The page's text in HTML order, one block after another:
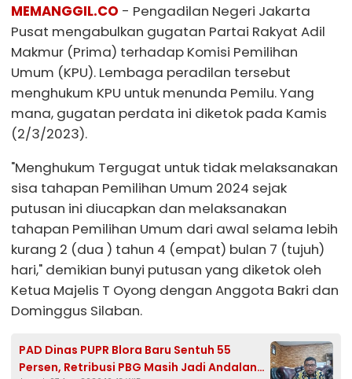
MEMANGGIL.CO - Pengadilan Negeri Jakarta
Pusat mengabulkan gugatan Partai Rakyat Adil
Makmur (Prima) terhadap Komisi Pemilihan
Umum (KPU). Lembaga peradilan tersebut
menghukum KPU untuk menunda Pemilu. Yang
mana, gugatan perdata ini diketok pada Kamis
(2/3/2023).
"Menghukum Tergugat untuk tidak melaksanakan
sisa tahapan Pemilihan Umum 2024 sejak
putusan ini diucapkan dan melaksanakan
tahapan Pemilihan Umum dari awal selama lebih
kurang 2 (dua ) tahun 4 (empat) bulan 7 (tujuh)
hari," demikian bunyi putusan yang diketok oleh
Ketua Majelis T Oyong dengan Anggota Bakri dan
Dominggus Silaban.
PAD Dinas PUPR Blora Baru Sentuh 55
Persen, Retribusi PBG Masih Jadi Andalan